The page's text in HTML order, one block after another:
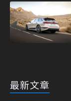
最新文章